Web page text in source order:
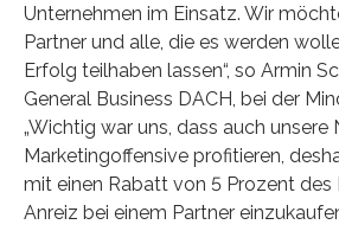
Unternehmen im Einsatz. Wir
Partner und alle, die es werden
Erfolg teilhaben lassen“, so Armin
General Business DACH, bei der
„Wichtig war uns, dass auch unsere
Marketingoffensive profitieren,
mit einen Rabatt von 5 Prozent des
Anreiz bei einem Partner